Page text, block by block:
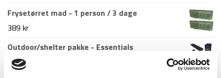
oprindelige
598 kr.
aktuelle
349 kr.
Frysetørret mad - 1 person / 3 dage
389 kr
Outdoor/shelter pakke - Essentials
995kr